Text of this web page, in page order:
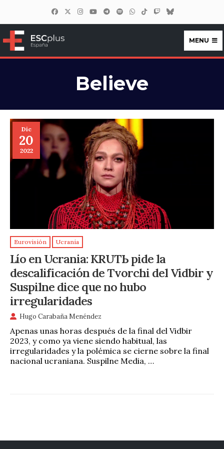
ESCplus España
MENU
Believe
Dic
20
2022
Eurovisión Ucrania
Lío en Ucrania: KRUTЬ pide la
descalificación de Tvorchi del Vidbir y
Suspilne dice que no hubo
irregularidades
Hugo Carabaña Menéndez
Apenas unas horas después de la final del Vidbir
2023, y como ya viene siendo habitual, las
irregularidades y la polémica se cierne sobre la final
nacional ucraniana. Suspilne Media, …